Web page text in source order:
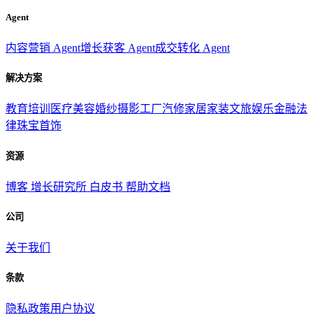
Agent
内容营销 Agent增长获客 Agent成交转化 Agent
解决方案
教育培训 医疗美容婚纱摄影工厂汽修家居家装文旅娱乐金融法
律珠宝首饰
资源
博客 增长研究所 白皮书 帮助文档
公司
关于我们
条款
隐私政策用户协议